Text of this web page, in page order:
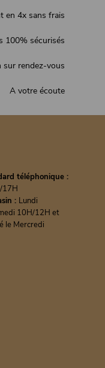
en 4x sans frais
100% sécurisés
sur rendez-vous
A votre écoute
téléphonique :
17H
: Lundi
10H/12H et
le Mercredi